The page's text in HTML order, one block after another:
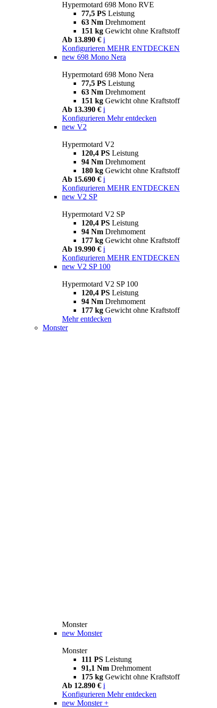
Hypermotard 698 Mono RVE
77,5 PS Leistung
63 Nm Drehmoment
151 kg Gewicht ohne Kraftstoff
Ab 13.890 € i
Konfigurieren MEHR ENTDECKEN
new 698 Mono Nera
Hypermotard 698 Mono Nera
77,5 PS Leistung
63 Nm Drehmoment
151 kg Gewicht ohne Kraftstoff
Ab 13.390 € i
Konfigurieren Mehr entdecken
new V2
Hypermotard V2
120,4 PS Leistung
94 Nm Drehmoment
180 kg Gewicht ohne Kraftstoff
Ab 15.690 € i
Konfigurieren MEHR ENTDECKEN
new V2 SP
Hypermotard V2 SP
120,4 PS Leistung
94 Nm Drehmoment
177 kg Gewicht ohne Kraftstoff
Ab 19.990 € i
Konfigurieren MEHR ENTDECKEN
new V2 SP 100
Hypermotard V2 SP 100
120,4 PS Leistung
94 Nm Drehmoment
177 kg Gewicht ohne Kraftstoff
Mehr entdecken
Monster
Monster
new Monster
Monster
111 PS Leistung
91,1 Nm Drehmoment
175 kg Gewicht ohne Kraftstoff
Ab 12.890 € i
Konfigurieren Mehr entdecken
new Monster +